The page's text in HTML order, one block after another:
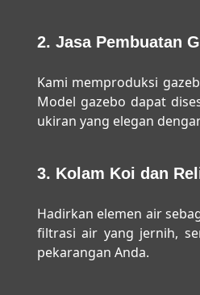
2. Jasa Pembuatan
Kami memproduksi
Model gazebo dapat
ukiran yang elegan
3. Kolam Koi dan
Hadirkan elemen air
filtrasi air yang jernih,
pekarangan Anda.